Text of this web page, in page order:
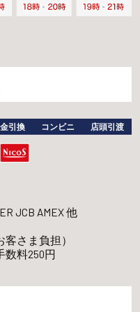
引換 コンビニ 店頭引渡
JCB AMEX 他
さま負担）
数料250円